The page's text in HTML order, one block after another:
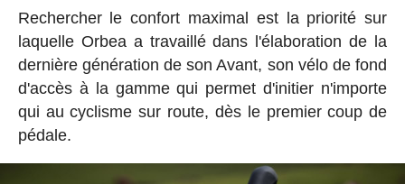
Rechercher le confort maximal est la priorité sur
laquelle Orbea a travaillé dans l'élaboration de la
dernière génération de son Avant, son vélo de fond
d'accès à la gamme qui permet d'initier n'importe
qui au cyclisme sur route, dès le premier coup de
pédale.